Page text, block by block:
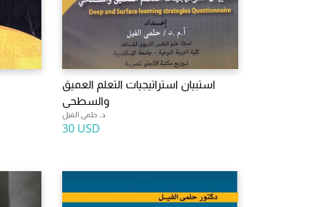
استبيان استراتيجيات التعلم العميق
والسطحى
د. حلمى الفيل
30 USD